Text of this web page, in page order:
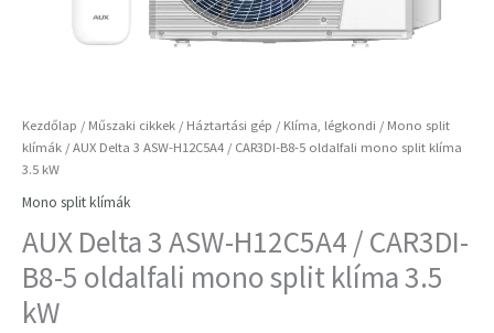
Kezdőlap / Műszaki cikkek / Háztartási gép / Klíma, légkondi / Mono split
klímák / AUX Delta 3 ASW-H12C5A4 / CAR3DI-B8-5 oldalfali mono split klíma
3.5 kW
Mono split klímák
AUX Delta 3 ASW-H12C5A4 / CAR3DI-
B8-5 oldalfali mono split klíma 3.5
kW